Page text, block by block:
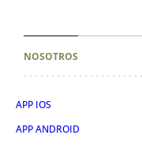
NOSOTROS
APP IOS
APP ANDROID